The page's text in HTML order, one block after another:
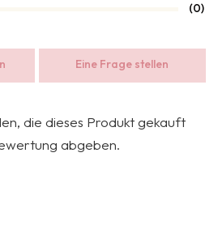
(0)
Eine Frage stellen
die dieses Produkt gekauft
abgeben.